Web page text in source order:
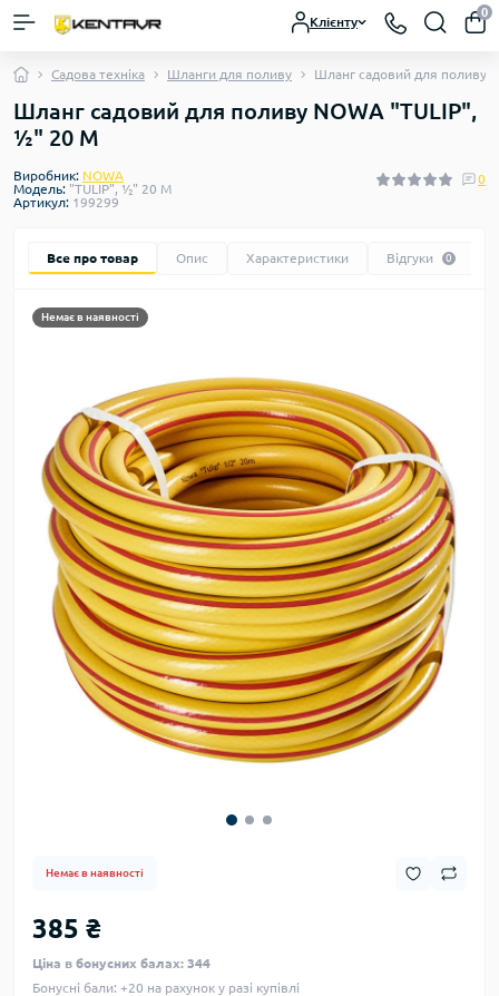
Клієнту
0
Садова техніка Шланги для поливу Шланг садовий для поливу
Шланг садовий для поливу NOWA "TULIP",
½" 20 М
Виробник: NOWA
Модель: "TULIP", ½" 20 М
Артикул: 199299
0
Все про товар Опис Характеристики Відгуки 0
Немає в наявності
Немає в наявності
385 ₴
Ціна в бонусних балах: 344
Бонусні бали: +20 на рахунок у разі купівлі